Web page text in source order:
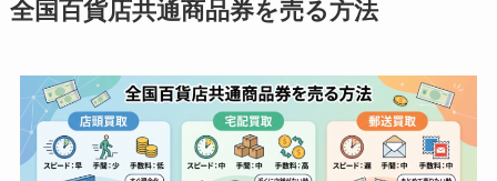
全国百貨店共通商品券を売る方法